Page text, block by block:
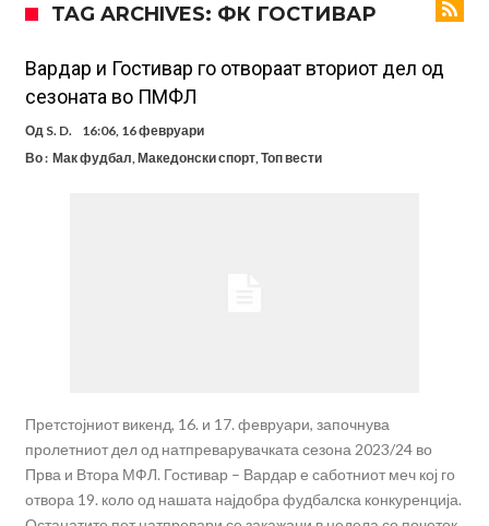
Модриќ откри што го натерало да остане во Милан
Стотици навивачи го пречекаа Салах во Истанбул
Арсенал и Њукасл веќе се договорија, Гимарејш заминува
АРСЕНАЛ ГО ЛАДИ ШАМПАЊОТ: Винисиус на праг на Лондон!
TAG ARCHIVES: ФК ГОСТИВАР
Вардар и Гостивар го отвораат вториот дел од
сезоната во ПМФЛ
Од S. D.
16:06, 16 февруари
Во : Мак фудбал Македонски спорт, Топ вести
Претстојниот викенд, 16. и 17. февруари, започнува
пролетниот дел од натпреварувачката сезона 2023/24 во
Прва и Втора МФЛ. Гостивар – Вардар е саботниот меч кој го
отвора 19. коло од нашата најдобра фудбалска конкуренција.